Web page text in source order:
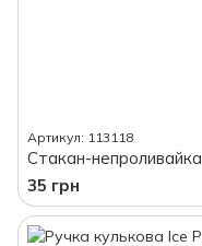
Артикул: 113118
35 грн